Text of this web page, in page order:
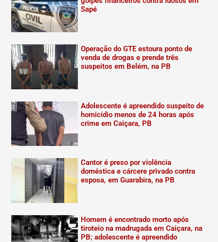
Sapé
Operação do GTE estoura ponto de
venda de drogas e prende três
suspeitos em Belém, na PB
Adolescente é apreendido suspeito de
homicídio menos de 24 horas após
crime em Caiçara, PB
Cantor é preso por violência
doméstica e cárcere privado contra
esposa, em Guarabira, na PB
Homem é encontrado morto após
tiroteio na madrugada em Caiçara, na
PB; adolescente é apreendido